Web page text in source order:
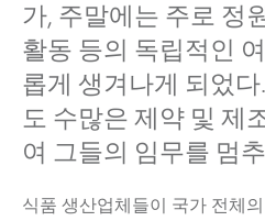
가, 주말에는 주로 정
활동 등의 독립적인
롭게 생겨나게 되었다
도 수많은 제약 및 제
여 그들의 임무를 멈
식품 생산업체들이 국가 전체